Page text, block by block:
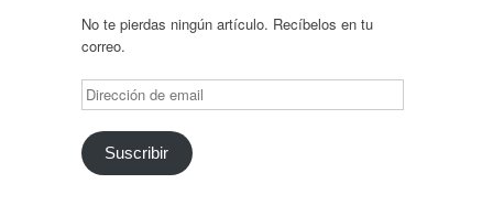
No te pierdas ningún artículo. Recíbelos en tu
correo.
Dirección
de
email
Suscribir